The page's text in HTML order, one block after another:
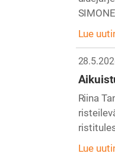
Lue
Riina
Lue